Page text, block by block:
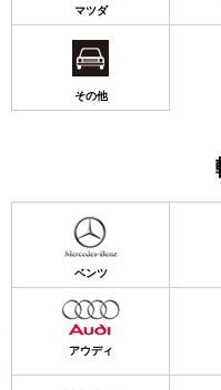
マツダ
その他
ベンツ
アウディ